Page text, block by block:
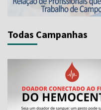
Todas Campanhas